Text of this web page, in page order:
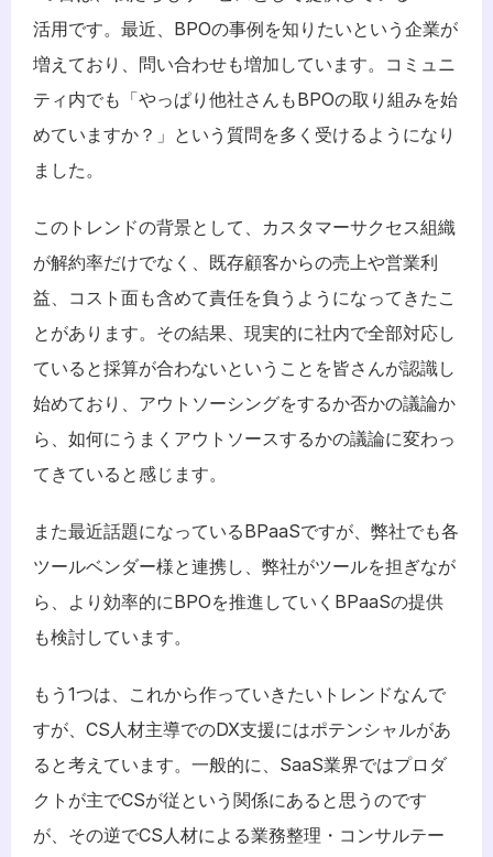
活用です。最近、BPOの事例を知りたいという企業が
増えており、問い合わせも増加しています。コミュニ
ティ内でも「やっぱり他社さんもBPOの取り組みを始
めていますか？」という質問を多く受けるようになり
ました。
このトレンドの背景として、カスタマーサクセス組織
が解約率だけでなく、既存顧客からの売上や営業利
益、コスト面も含めて責任を負うようになってきたこ
とがあります。その結果、現実的に社内で全部対応し
ていると採算が合わないということを皆さんが認識し
始めており、アウトソーシングをするか否かの議論か
ら、如何にうまくアウトソースするかの議論に変わっ
てきていると感じます。
また最近話題になっているBPaaSですが、弊社でも各
ツールベンダー様と連携し、弊社がツールを担ぎなが
ら、より効率的にBPOを推進していくBPaaSの提供
も検討しています。
もう1つは、これから作っていきたいトレンドなんで
すが、CS人材主導でのDX支援にはポテンシャルがあ
ると考えています。一般的に、SaaS業界ではプロダ
クトが主でCSが従という関係にあると思うのです
が、その逆でCS人材による業務整理・コンサルテー